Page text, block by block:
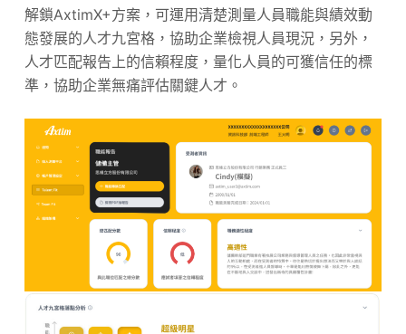
解鎖AxtimX+方案，可運用清楚測量人員職能與績效動
態發展的人才九宮格，協助企業檢視人員現況，另外，
人才匹配報告上的信賴程度，量化人員的可獲信任的標
準，協助企業無痛評估關鍵人才。